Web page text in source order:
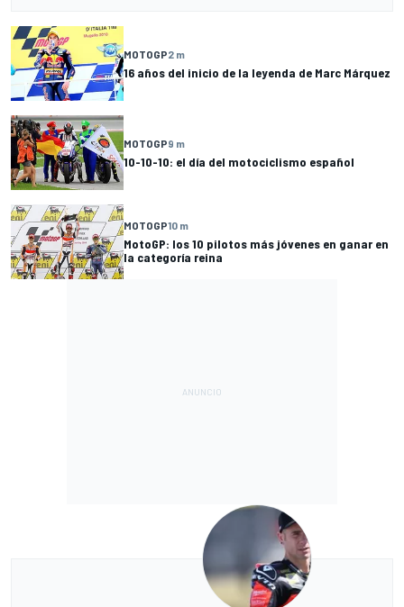
MOTOGP2 m
16 años del inicio de la leyenda de Marc Márquez
MOTOGP9 m
10-10-10: el día del motociclismo español
MOTOGP10 m
MotoGP: los 10 pilotos más jóvenes en ganar en
la categoría reina